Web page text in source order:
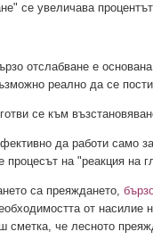
се увеличава
отслабване е
реално да се
се към
да работи само
процесът на "реакция на
са преяждането,
от насилие
сметка, че лесното